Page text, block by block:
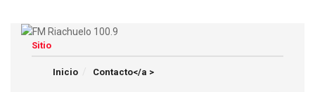
Sitio
Inicio Contacto</a >